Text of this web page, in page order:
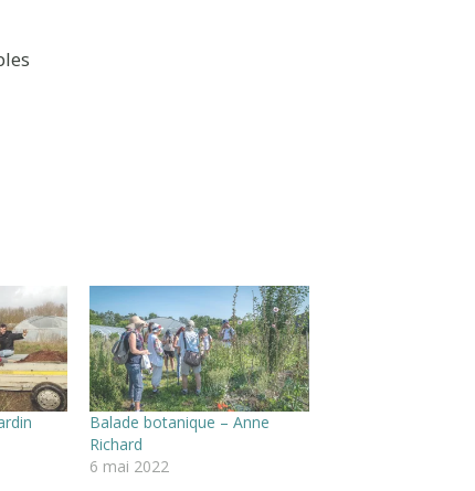
Balade botanique – Anne
Richard
6 mai 2022